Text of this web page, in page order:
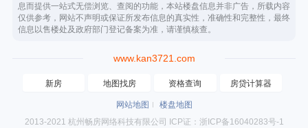
息而提供一站式无偿浏览、查阅的功能，本站楼盘信息并非广告，所载内容
仅供参考，网站不声明或保证所发布信息的真实性，准确性和完整性，最终
信息以售楼处及政府部门登记备案为准，请谨慎核查。
www.kan3721.com
新房 地图找房 资格查询 房贷计算器
网站地图
楼盘地图
2013-2021 杭州畅房网络科技有限公司 ICP证：浙ICP备16040283号-1